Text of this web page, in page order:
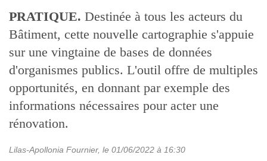
PRATIQUE. Destinée à tous les acteurs du
Bâtiment, cette nouvelle cartographie s'appuie
sur une vingtaine de bases de données
d'organismes publics. L'outil offre de multiples
opportunités, en donnant par exemple des
informations nécessaires pour acter une
rénovation.
Lilas-Apollonia Fournier, le 01/06/2022 à 16:30